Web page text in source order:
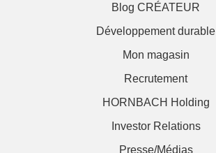
Blog CRÉATEUR
Développement durable
Mon magasin
Recrutement
HORNBACH Holding
Investor Relations
Presse/Médias